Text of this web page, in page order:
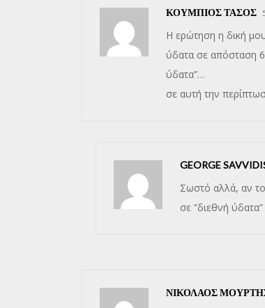
ΚΟΥΜΠΙΟΣ ΤΑΣΟΣ
Η ερώτηση η δική μου
ύδατα σε απόσταση 6
ύδατα”…
σε αυτή την
GEORGE
Σωστό αλλά, αν
σε “διεθνή
ΝΙΚΟΛΑΟΣ